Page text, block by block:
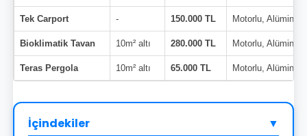
Tek Carport - 150.000 TL Motorlu,
Bioklimatik Tavan 10m² altı 280.000 TL Motorlu,
Teras Pergola 10m² altı 65.000 TL Motorlu,
İçindekiler ▼